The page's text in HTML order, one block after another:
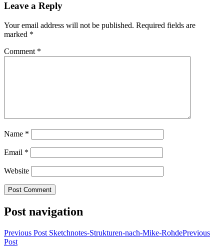
Leave a Reply
Your email address will not be published. Required fields are
marked *
Comment *
Name *
Email *
Website
Post navigation
Previous Post Sketchnotes-Strukturen-nach-Mike-RohdePrevious
Post